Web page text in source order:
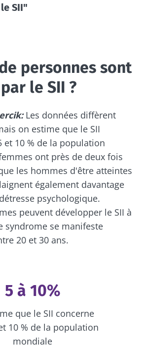
SII"
personnes sont
le SII ?
Les données diffèrent
on estime que le SII
et 10 % de la population
ont près de deux fois
les hommes d'être atteintes
également davantage
psychologique.
peuvent développer le SII à
syndrome se manifeste
20 et 30 ans.
5 à 10%
que le SII concerne
10 % de la population
mondiale